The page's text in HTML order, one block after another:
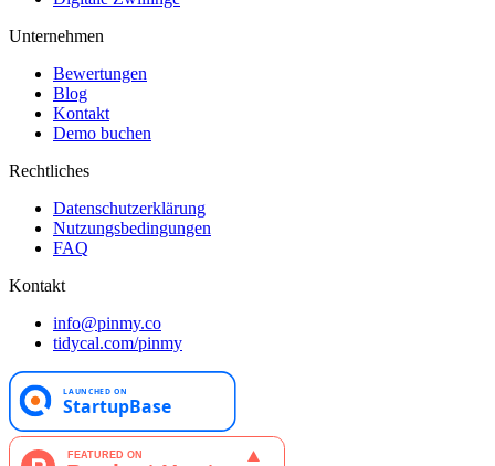
Unternehmen
Bewertungen
Blog
Kontakt
Demo buchen
Rechtliches
Datenschutzerklärung
Nutzungsbedingungen
FAQ
Kontakt
info@pinmy.co
tidycal.com/pinmy